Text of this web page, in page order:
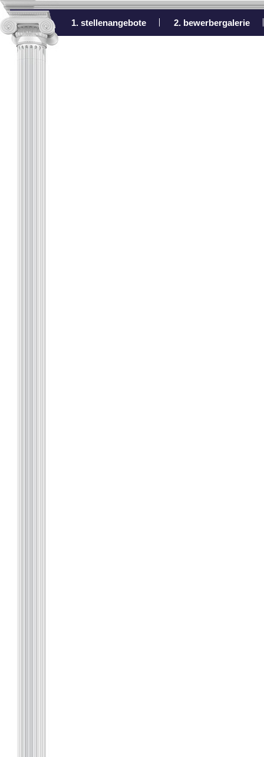
1. stellenangebote 2. bewerbergalerie